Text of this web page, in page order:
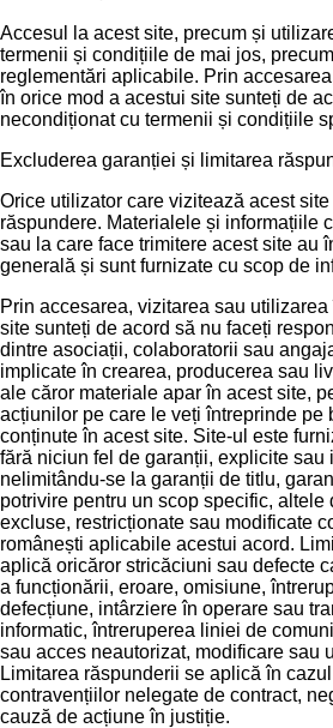
Accesul la acest site, precum și
termenii și condițiile de mai jos,
reglementări aplicabile. Prin
în orice mod a acestui site sunteți de
necondiționat cu termenii și condițiile
Excluderea garanției și limitarea
Orice utilizator care vizitează acest
răspundere. Materialele și informațiile
sau la care face trimitere acest site au
generală și sunt furnizate cu scop de
Prin accesarea, vizitarea sau
site sunteți de acord să nu faceți
dintre asociații, colaboratorii sau
implicate în crearea, producerea sau
ale căror materiale apar în acest site,
acțiunilor pe care le veți întreprinde pe
conținute în acest site. Site-ul este
fără niciun fel de garanții, explicite
nelimitându-se la garanții de titlu,
potrivire pentru un scop specific, altele
excluse, restricționate sau modificate
românești aplicabile acestui acord.
aplică oricăror stricăciuni sau defecte
a funcționării, eroare, omisiune,
defecțiune, intârziere în operare sau
informatic, întreruperea liniei de
sau acces neautorizat, modificare sau
Limitarea răspunderii se aplică în
contravențiilor nelegate de contract,
cauză de acțiune în justiție.